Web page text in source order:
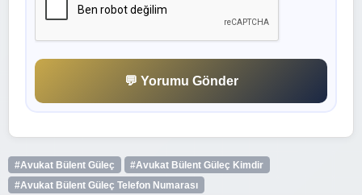
💬 Yorumu Gönder
#Avukat Bülent Güleç
#Avukat Bülent Güleç Kimdir
#Avukat Bülent Güleç Telefon Numarası